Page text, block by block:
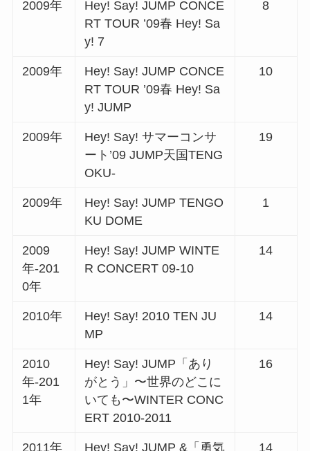
2009年
Hey! Say! JUMP CONCE
RT TOUR ’09春 Hey! Sa
y! 7
8
2009年
Hey! Say! JUMP CONCE
RT TOUR ’09春 Hey! Sa
y! JUMP
10
2009年
Hey! Say! サマーコンサ
ート’09 JUMP天国TENG
OKU-
19
2009年
Hey! Say! JUMP TENGO
KU DOME
1
2009
年-201
0年
Hey! Say! JUMP WINTE
R CONCERT 09-10
14
2010年
Hey! Say! 2010 TEN JU
MP
14
2010
年-201
1年
Hey! Say! JUMP「あり
がとう」〜世界のどこに
いても〜WINTER CONC
ERT 2010-2011
16
2011年 Hey! Say! JUMP &「勇気 14